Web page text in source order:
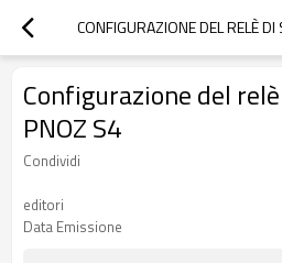
Configurazione del
PNOZ S4
Condividi
editori
Data Emissione